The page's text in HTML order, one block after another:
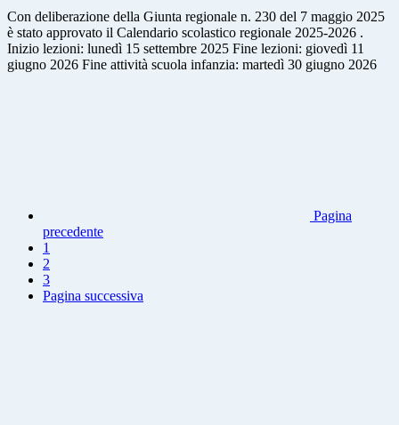
Con deliberazione della Giunta regionale n. 230 del 7 maggio 2025
è stato approvato il Calendario scolastico regionale 2025-2026 .
Inizio lezioni: lunedì 15 settembre 2025 Fine lezioni: giovedì 11
giugno 2026 Fine attività scuola infanzia: martedì 30 giugno 2026
Pagina
precedente
1
2
3
Pagina successiva